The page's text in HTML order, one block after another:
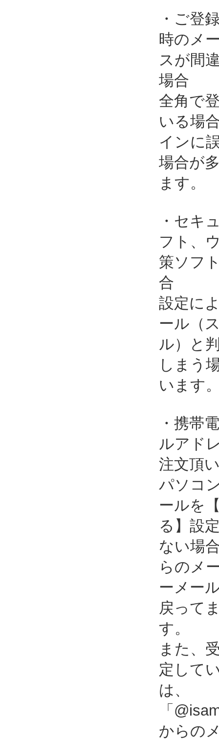
・ご登
時のメ
スが間
場合
全角で
いる場
インに
場合が
ます。
・セキ
フト、
策ソフ
合
設定に
ール（
ル）と
しまう
います
・携帯
ルアド
注文頂
パソコ
ールを
る】設
ない場
らのメ
ーメー
戻って
す。
また、
定して
は、
「
からの